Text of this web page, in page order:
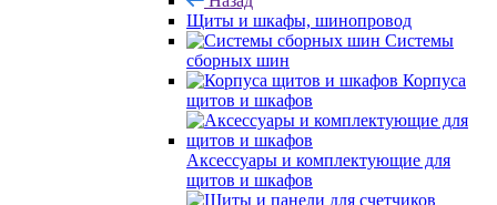
Щиты и шкафы, шинопровод
Системы
сборных шин
Корпуса
щитов и шкафов
Аксессуары и комплектующие для
щитов и шкафов